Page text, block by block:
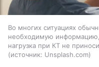
Во многих ситуациях
необходимую информацию,
нагрузка при КТ не
источник: Unsplash.com